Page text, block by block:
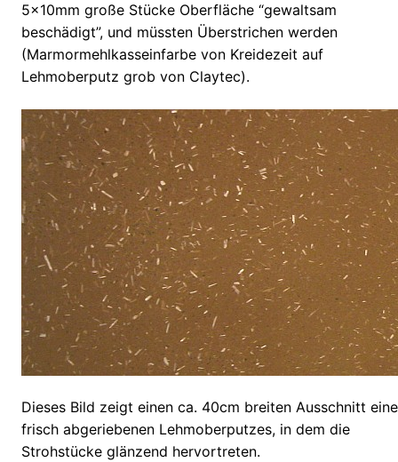
5x10mm große Stücke Oberfläche “gewaltsam
beschädigt”, und müssten Überstrichen werden
(Marmormehlkasseinfarbe von Kreidezeit auf
Lehmoberputz grob von Claytec).
Dieses Bild zeigt einen ca. 40cm breiten Ausschnitt
frisch abgeriebenen Lehmoberputzes, in dem die
Strohstücke glänzend hervortreten.